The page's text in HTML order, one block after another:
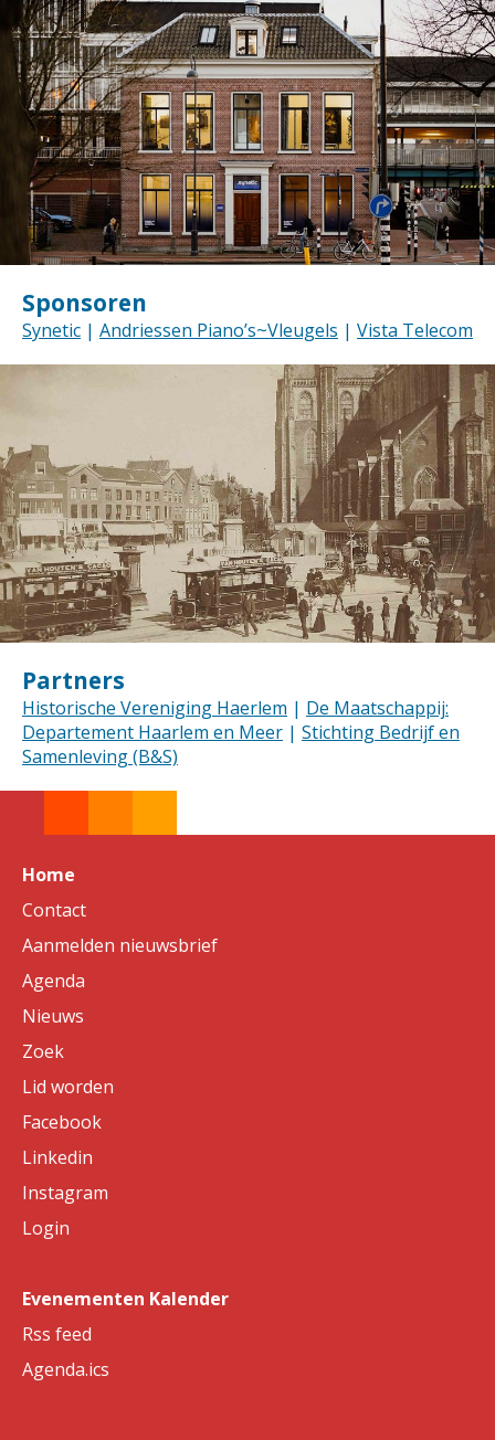
Sponsoren
Synetic | Andriessen Piano’s~Vleugels | Vista Telecom
Partners
Historische Vereniging Haerlem | De Maatschappij:
Departement Haarlem en Meer | Stichting Bedrijf en
Samenleving (B&S)
Home
Contact
Aanmelden nieuwsbrief
Agenda
Nieuws
Zoek
Lid worden
Facebook
Linkedin
Instagram
Login
Evenementen Kalender
Rss feed
Agenda.ics